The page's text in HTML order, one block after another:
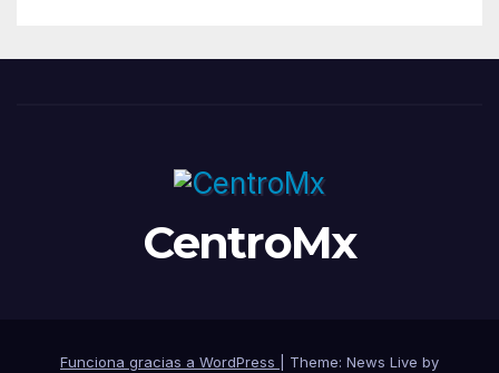
CentroMx
Funciona gracias a WordPress Theme: News Live by